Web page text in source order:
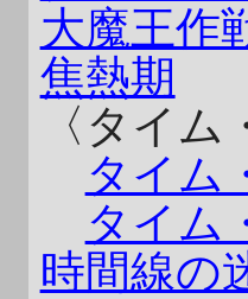
大魔王作
焦熱期
〈タイ
タイム
タイム
時間線の